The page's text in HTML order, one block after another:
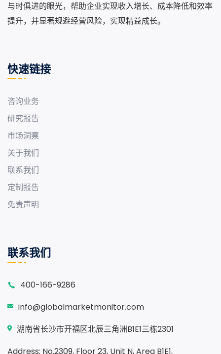
与时俱进的眼光，帮助企业实现收入增长、成本降低和效率
提升，并显著规避经营风险，实现精益成长。
快速链接
咨询业务
研究报告
市场洞察
关于我们
联系我们
定制报告
免责声明
联系我们
400-166-9286
info@globalmarketmonitor.com
湖南省长沙市开福区北辰三角洲B1E1三栋2301
Address: No.2309, Floor 23, Unit N, Area B1E1,